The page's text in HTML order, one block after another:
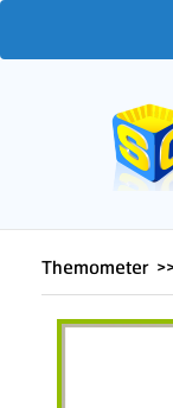
Themometer